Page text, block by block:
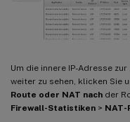
Um die innere IP-Adresse
weiter zu sehen, klicken Sie
Route oder NAT nach der
Firewall-Statistiken > NAT-